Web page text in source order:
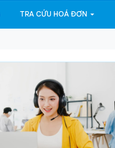
TRA CỨU HOÁ ĐƠN